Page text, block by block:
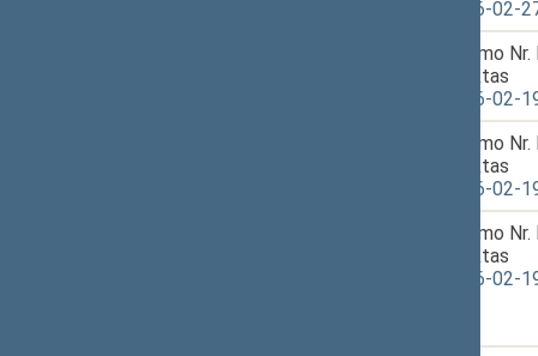
XVP-1252 2026-02-
Švietimo įstatymo
įstatymo projektas
XVP-1229 2026-02-
Švietimo įstatymo
įstatymo projektas
XVP-1229 2026-02-
Švietimo įstatymo
įstatymo projektas
XVP-1229 2026-02-